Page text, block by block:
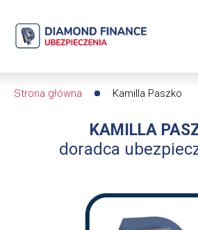
Kamilla
Diamond
Finance
nawigacyjna
Strona główna Kamilla Paszko
KAMILLA
doradca